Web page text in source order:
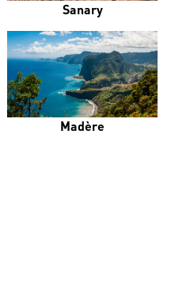
Sanary
Madère